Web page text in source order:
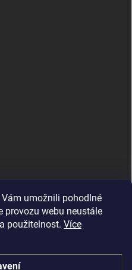
umožnili pohodlné
provozu webu neustále
použitelnost. Více